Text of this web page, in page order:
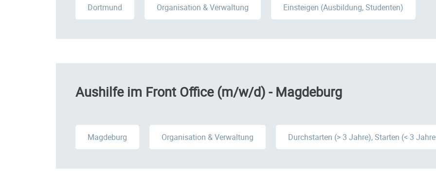
Dortmund Organisation & Verwaltung Einsteigen (Ausbildung, Studenten)
Aushilfe im Front Office (m/w/d) - Magdeburg
Magdeburg Organisation & Verwaltung Durchstarten (> 3 Jahre), Starten (< 3